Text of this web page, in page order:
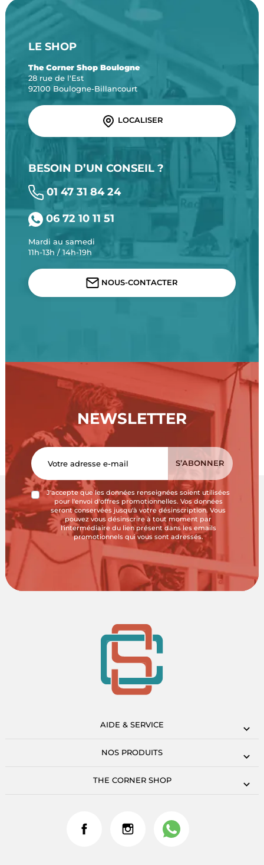
LE SHOP
The Corner Shop Boulogne
28 rue de l'Est
92100 Boulogne-Billancourt
LOCALISER
BESOIN D’UN CONSEIL ?
01 47 31 84 24
06 72 10 11 51
Mardi au samedi
11h-13h / 14h-19h
NOUS-CONTACTER
NEWSLETTER
J'accepte que les données renseignées soient utilisées
pour l'envoi d'offres promotionnelles. Vos données
seront conservées jusqu'à votre désinscription. Vous
pouvez vous désinscrire à tout moment par
l'intermédiaire du lien présent dans les emails
promotionnels qui vous sont adressés.
AIDE & SERVICE
NOS PRODUITS
THE CORNER SHOP